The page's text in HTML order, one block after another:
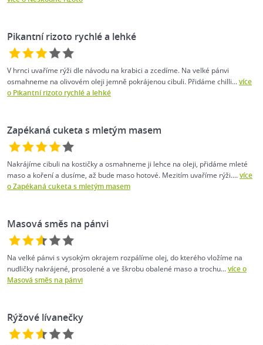
Pikantní rizoto rychlé a lehké
V hrnci uvaříme rýži dle návodu na krabici a zcedíme. Na velké pánvi
osmahneme na olivovém oleji jemně pokrájenou cibuli. Přidáme chilli...více
o Pikantní rizoto rychlé a lehké
Zapékaná cuketa s mletým masem
Nakrájíme cibuli na kostičky a osmahneme ji lehce na oleji, přidáme mleté
maso a koření a dusíme, až bude maso hotové. Mezitím uvaříme rýži....více
o Zapékaná cuketa s mletým masem
Masová směs na pánvi
Na velké pánvi s vysokým okrajem rozpálíme olej, do kterého vložíme na
nudličky nakrájené, prosolené a ve škrobu obalené maso a trochu...více o
Masová směs na pánvi
Rýžové lívanečky